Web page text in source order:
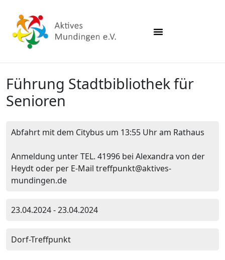
Führung Stadtbibliothek für
Senioren
Abfahrt mit dem Citybus um 13:55 Uhr am Rathaus
Anmeldung unter TEL. 41996 bei Alexandra von der
Heydt oder per E-Mail treffpunkt@aktives-
mundingen.de
23.04.2024 - 23.04.2024
Dorf-Treffpunkt